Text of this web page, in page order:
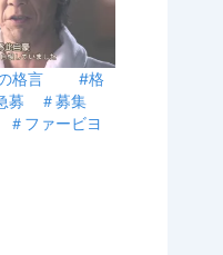
の格言 #格
募 ＃募集
ファービヨ